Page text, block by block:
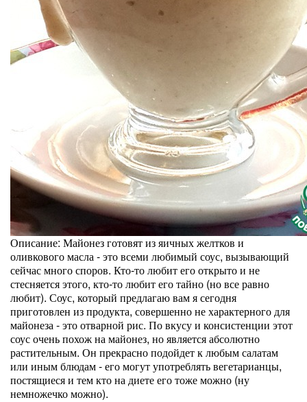
Описание: Майонез готовят из яичных желтков и
оливкового масла - это всеми любимый соус, вызывающий
сейчас много споров. Кто-то любит его открыто и не
стесняется этого, кто-то любит его тайно (но все равно
любит). Соус, который предлагаю вам я сегодня
приготовлен из продукта, совершенно не характерного для
майонеза - это отварной рис. По вкусу и консистенции этот
соус очень похож на майонез, но является абсолютно
растительным. Он прекрасно подойдет к любым салатам
или иным блюдам - его могут употреблять вегетарианцы,
постящиеся и тем кто на диете его тоже можно (ну
немножечко можно).